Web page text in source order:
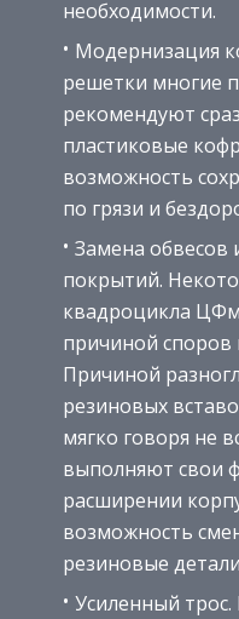
необходимости.
Модернизация
решетки многие
рекомендуют
пластиковые
возможность
по грязи и
Замена обвесов
покрытий.
квадроцикла
причиной
Причиной
резиновых
мягко говоря не
выполняют свои
расширении
возможность
резиновые
Усиленный трос.